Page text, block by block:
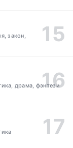
закон,
драма, фэнтези